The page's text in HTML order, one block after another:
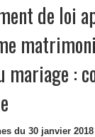
de loi
mariage :
du 30 janvier